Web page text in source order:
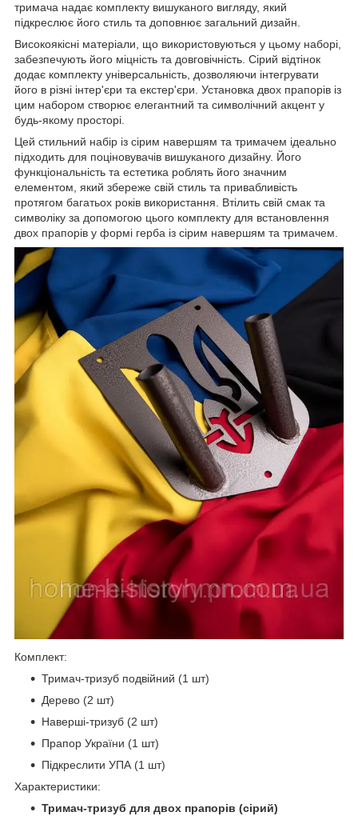
тримача надає комплекту вишуканого вигляду, який
підкреслює його стиль та доповнює загальний дизайн.
Високоякісні матеріали, що використовуються у цьому наборі,
забезпечують його міцність та довговічність. Сірий відтінок
додає комплекту універсальність, дозволяючи інтегрувати
його в різні інтер'єри та екстер'єри. Установка двох прапорів із
цим набором створює елегантний та символічний акцент у
будь-якому просторі.
Цей стильний набір із сірим навершям та тримачем ідеально
підходить для поціновувачів вишуканого дизайну. Його
функціональність та естетика роблять його значним
елементом, який збереже свій стиль та привабливість
протягом багатьох років використання. Втілить свій смак та
символіку за допомогою цього комплекту для встановлення
двох прапорів у формі герба із сірим навершям та тримачем.
Комплект:
Тримач-тризуб подвійний (1 шт)
Дерево (2 шт)
Наверші-тризуб (2 шт)
Прапор України (1 шт)
Підкреслити УПА (1 шт)
Характеристики:
Тримач-тризуб для двох прапорів (сірий)